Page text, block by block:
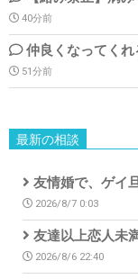
40分前
仲良くなってくれ
51分前
最新の相談
友情婚で、ゲイ
2026/8/7 0:03
友達以上恋人未
2026/8/6 22:40